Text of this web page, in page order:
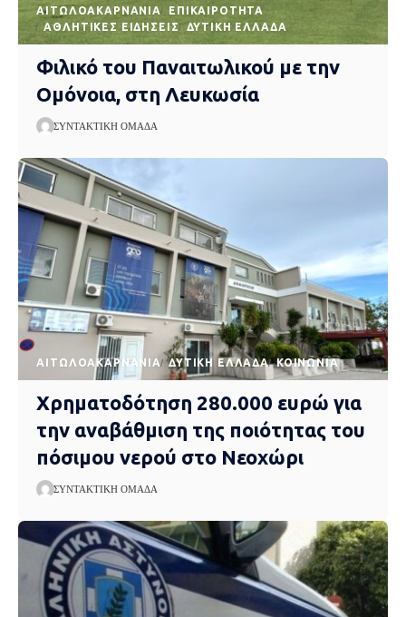
AΙΤΩΛΟΑΚΑΡΝΑΝΊΑ
EΠΙΚΑΙΡΌΤΗΤΑ
ΑΘΛΗΤΙΚΈΣ ΕΙΔΉΣΕΙΣ
ΔΥΤΙΚΉ ΕΛΛΆΔΑ
Φιλικό του Παναιτωλικού με την
Ομόνοια, στη Λευκωσία
ΣΥΝΤΑΚΤΙΚΉ ΟΜΆΔΑ
AΙΤΩΛΟΑΚΑΡΝΑΝΊΑ ΔΥΤΙΚΉ ΕΛΛΆΔΑ ΚΟΙΝΩΝΊΑ
Χρηματοδότηση 280.000 ευρώ για
την αναβάθμιση της ποιότητας του
πόσιμου νερού στο Νεοχώρι
ΣΥΝΤΑΚΤΙΚΉ ΟΜΆΔΑ